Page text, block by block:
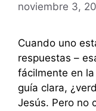
noviembre 3,
Cuando uno
respuestas –
fácilmente en
guía clara,
Jesús. Pero no